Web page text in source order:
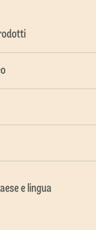
e lingua